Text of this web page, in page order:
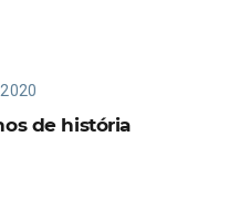
de história